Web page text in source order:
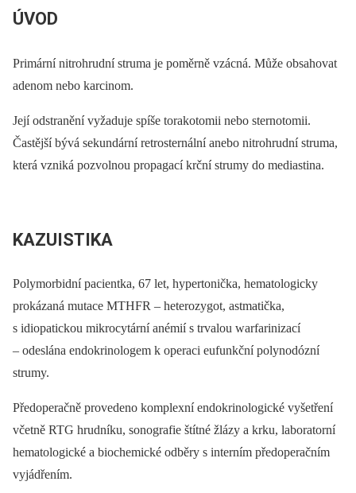
ÚVOD
Primární nitrohrudní struma je poměrně vzácná. Může obsahovat
adenom nebo karcinom.
Její odstranění vyžaduje spíše torakotomii nebo sternotomii.
Častější bývá sekundární retrosternální anebo nitrohrudní struma,
která vzniká pozvolnou propagací krční strumy do mediastina.
KAZUISTIKA
Polymorbidní pacientka, 67 let, hypertonička, hematologicky
prokázaná mutace MTHFR –⁠ heterozygot, astmatička,
s idiopatickou mikrocytární anémií s trvalou warfarinizací
–⁠ odeslána endokrinologem k operaci eufunkční polynodózní
strumy.
Předoperačně provedeno komplexní endokrinologické vyšetření
včetně RTG hrudníku, sonografie štítné žlázy a krku, laboratorní
hematologické a biochemické odběry s interním předoperačním
vyjádřením.